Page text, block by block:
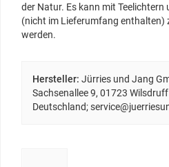
der Natur. Es kann mit
(nicht im Lieferumfang enthalten)
werden.
Hersteller: Jürries und Jang
Sachsenallee 9, 01723
Deutschland;